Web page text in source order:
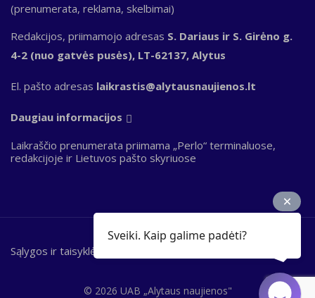
(prenumerata, reklama, skelbimai)
Redakcijos, priimamojo adresas S. Dariaus ir S. Girėno g.
4-2 (nuo gatvės pusės), LT-62137, Alytus
El. pašto adresas laikrastis@alytausnaujienos.lt
Daugiau informacijos
Laikraščio prenumerata priimama „Perlo“ terminaluose,
redakcijoje ir Lietuvos pašto skyriuose
© 2026 UAB „Alytaus naujienos"
Bottom
Sąlygos ir taisyklės
Sveiki. Kaip galime padėti?